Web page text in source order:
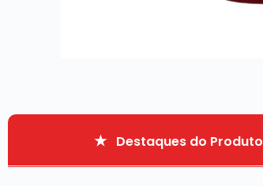
Destaques do Produto